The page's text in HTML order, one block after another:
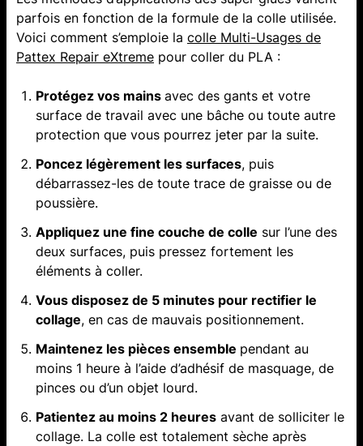
parfois en fonction de la formule de la colle utilisée.
Voici comment s’emploie la colle Multi-Usages de
Pattex Repair eXtreme pour coller du PLA :
Protégez vos mains avec des gants et votre
surface de travail avec une bâche ou toute autre
protection que vous pourrez jeter par la suite.
Poncez légèrement les surfaces, puis
débarrassez-les de toute trace de graisse ou de
poussière.
Appliquez une fine couche de colle sur l’une des
deux surfaces, puis pressez fortement les
éléments à coller.
Vous disposez de 5 minutes pour rectifier le
collage, en cas de mauvais positionnement.
Maintenez les pièces ensemble pendant au
moins 1 heure à l’aide d’adhésif de masquage, de
pinces ou d’un objet lourd.
Patientez au moins 2 heures avant de solliciter le
collage. La colle est totalement sèche après